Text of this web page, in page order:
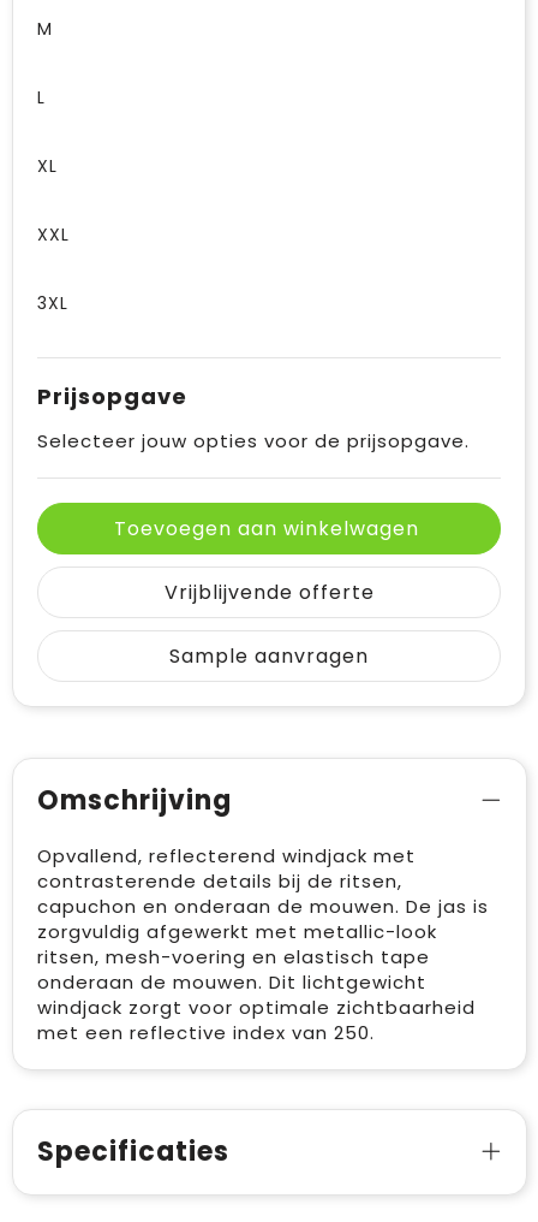
M
L
XL
XXL
3XL
Prijsopgave
Selecteer jouw opties voor de prijsopgave.
Toevoegen aan winkelwagen
Vrijblijvende offerte
Sample aanvragen
Omschrijving
Opvallend, reflecterend windjack met
contrasterende details bij de ritsen,
capuchon en onderaan de mouwen. De jas is
zorgvuldig afgewerkt met metallic-look
ritsen, mesh-voering en elastisch tape
onderaan de mouwen. Dit lichtgewicht
windjack zorgt voor optimale zichtbaarheid
met een reflective index van 250.
Specificaties